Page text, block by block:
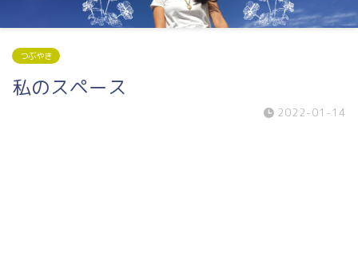
つぶやき
私のスペース
2022-01-14